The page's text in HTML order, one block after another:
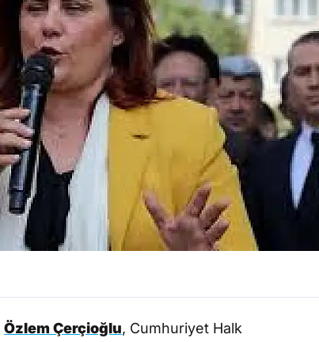
Özlem Çerçioğlu, Cumhuriyet Halk